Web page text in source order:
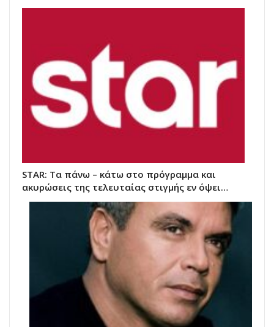
STAR: Τα πάνω – κάτω στο πρόγραμμα και
ακυρώσεις της τελευταίας στιγμής εν όψει…